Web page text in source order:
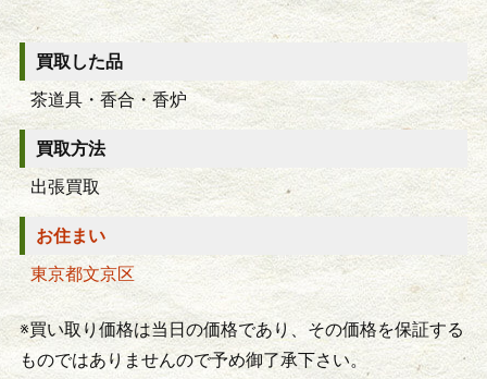
買取した品
茶道具・香合・香炉
買取方法
出張買取
お住まい
東京都文京区
※買い取り価格は当日の価格であり、その価格を保証する
ものではありませんので予め御了承下さい。